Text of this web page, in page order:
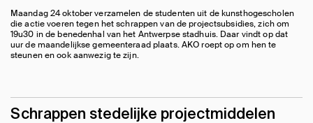
Maandag 24 oktober verzamelen de studenten uit de kunsthogescholen
die actie voeren tegen het schrappen van de projectsubsidies, zich om
19u30 in de benedenhal van het Antwerpse stadhuis. Daar vindt op dat
uur de maandelijkse gemeenteraad plaats. AKO roept op om hen te
steunen en ook aanwezig te zijn.
Schrappen stedelijke projectmiddelen